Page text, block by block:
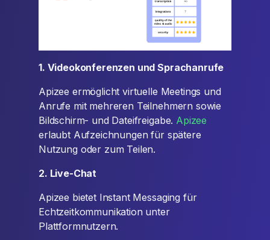
1. Videokonferenzen und Sprachanrufe
Apizee ermöglicht virtuelle Meetings und
Anrufe mit mehreren Teilnehmern sowie
Bildschirm- und Dateifreigabe. Apizee
erlaubt Aufzeichnungen für spätere
Nutzung oder zum Teilen.
2. Live-Chat
Apizee bietet Instant Messaging für
Echtzeitkommunikation unter
Plattformnutzern.